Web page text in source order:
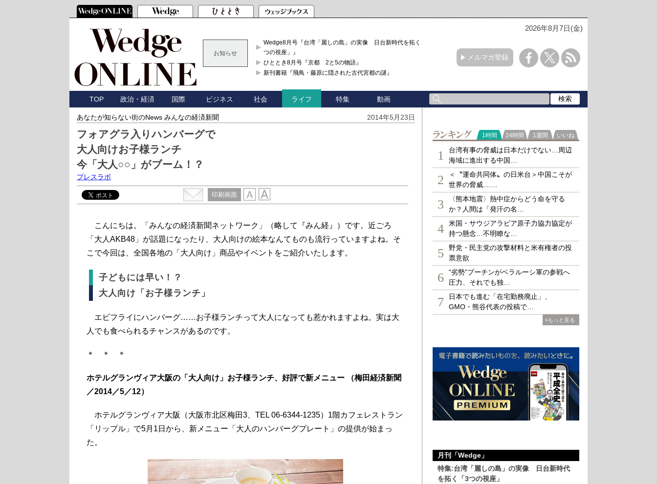
2026年8月7日(金)
お知らせ
Wedge8月号『台湾「麗しの島」の実像 日台新時代を拓く「3
つの視座」』
ひととき8月号『京都 2と5の物語』
新刊書籍『飛鳥・藤原に隠された古代宮都の謎』
メルマガ登録
TOP 政治・経済 国際 ビジネス 社会 ライフ 特集 動画
あなたが知らない街のNews みんなの経済新聞 2014年5月23日
フォアグラ入りハンバーグで
大人向けお子様ランチ
今「大人○○」がブーム！？
プレスラボ
印刷画面
こんにちは。「みんなの経済新聞ネットワーク」（略して『みん経』）です。近ごろ
「大人AKB48」が話題になったり、大人向けの絵本なんてものも流行っていますよね。そ
こで今回は、全国各地の「大人向け」商品やイベントをご紹介いたします。
子どもには早い！？
大人向け「お子様ランチ」
エビフライにハンバーグ……お子様ランチって大人になっても惹かれますよね。実は大
人でも食べられるチャンスがあるのです。
＊ ＊ ＊
ホテルグランヴィア大阪の「大人向け」お子様ランチ、好評で新メニュー （梅田経済新聞
／2014／5／12）
ホテルグランヴィア大阪（大阪市北区梅田3、TEL 06-6344-1235）1階カフェレストラン
「リップル」で5月1日から、新メニュー「大人のハンバーグプレート」の提供が始まっ
た。
ランキング
1時間 24時間 1週間 いいね
1
台湾有事の脅威は日本だけでない…周辺
海域に進出する中国…
2
＜〝運命共同体〟の日米台＞中国こそが
世界の脅威....…
3
〈熊本地震〉熱中症からどう命を守る
か？人間は「発汗の名…
4
米国・サウジアラビア原子力協力協定が
持つ懸念…不明瞭な…
5
野党・民主党の攻撃材料と米有権者の投
票意欲
6
“劣勢”プーチンがベラルーシ軍の参戦へ
圧力、それでも独…
7
日本でも進む「在宅勤務廃止」、
GMO・熊谷代表の投稿で…
»もっと見る
月刊「Wedge」
特集:台湾「麗しの島」の実像 日台新時代
を拓く「3つの視座」